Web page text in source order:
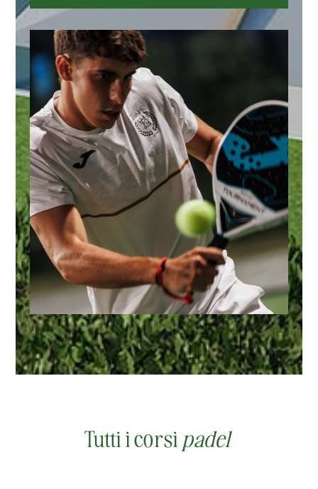
Tutti i corsi padel